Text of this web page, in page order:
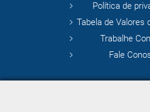
Política de
Tabela de Valores
Trabalhe
Fale